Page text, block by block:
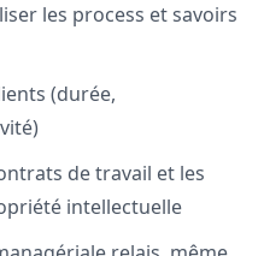
les process et savoirs
(durée,
de travail et les
intellectuelle